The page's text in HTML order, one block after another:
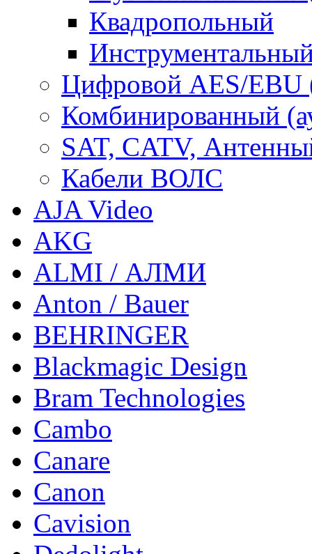
Квадропольный
Цифровой AES/
Комбинированный
SAT, CATV,
Кабели ВОЛС
AJA Video
AKG
ALMI / АЛМИ
Anton / Bauer
BEHRINGER
Blackmagic Design
Bram Technologies
Cambo
Canare
Canon
Cavision